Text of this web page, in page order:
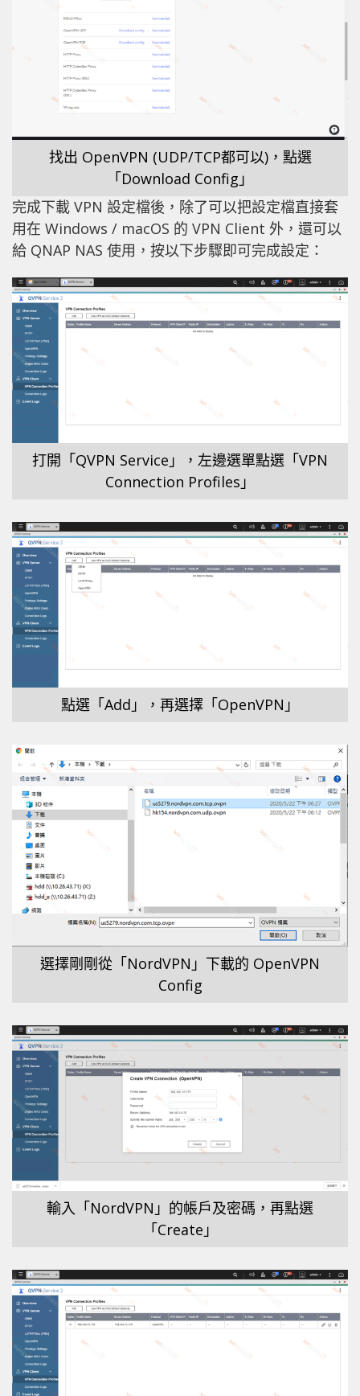
找出 OpenVPN (UDP/TCP都可以)，點選
「Download Config」
完成下載 VPN 設定檔後，除了可以把設定檔直接套
用在 Windows / macOS 的 VPN Client 外，還可以
給 QNAP NAS 使用，按以下步驟即可完成設定：
打開「QVPN Service」，左邊選單點選「VPN
Connection Profiles」
點選「Add」，再選擇「OpenVPN」
選擇剛剛從「NordVPN」下載的 OpenVPN
Config
輸入「NordVPN」的帳戶及密碼，再點選
「Create」